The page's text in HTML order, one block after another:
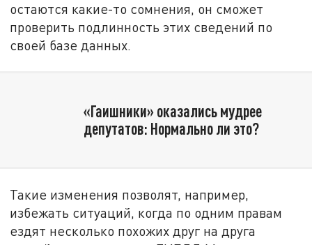
остаются какие-то сомнения, он сможет
проверить подлинность этих сведений по
своей базе данных.
«Гаишники» оказались мудрее
депутатов: Нормально ли это?
Такие изменения позволят, например,
избежать ситуаций, когда по одним правам
ездят несколько похожих друг на друга